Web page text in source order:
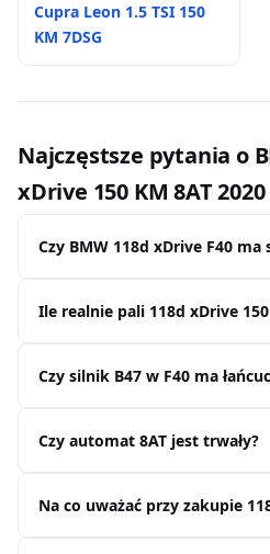
Cupra Leon 1.5 TSI 150
KM 7DSG
Najczęstsze pytania o
xDrive 150 KM 8AT 2020
Czy BMW 118d xDrive F40 ma
Ile realnie pali 118d xDrive
Czy silnik B47 w F40 ma
Czy automat 8AT jest trwały?
Na co uważać przy zakupie